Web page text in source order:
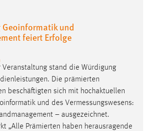
und
feiert Erfolge
stand die Würdigung
Die prämierten
beschäftigten sich mit hochaktuellen
und des Vermessungswesens:
– ausgezeichnet.
„Alle Prämierten haben herausragende